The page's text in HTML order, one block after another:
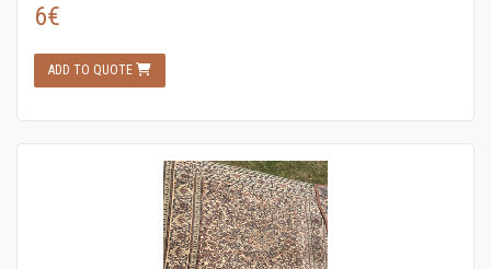
6€
ADD TO QUOTE